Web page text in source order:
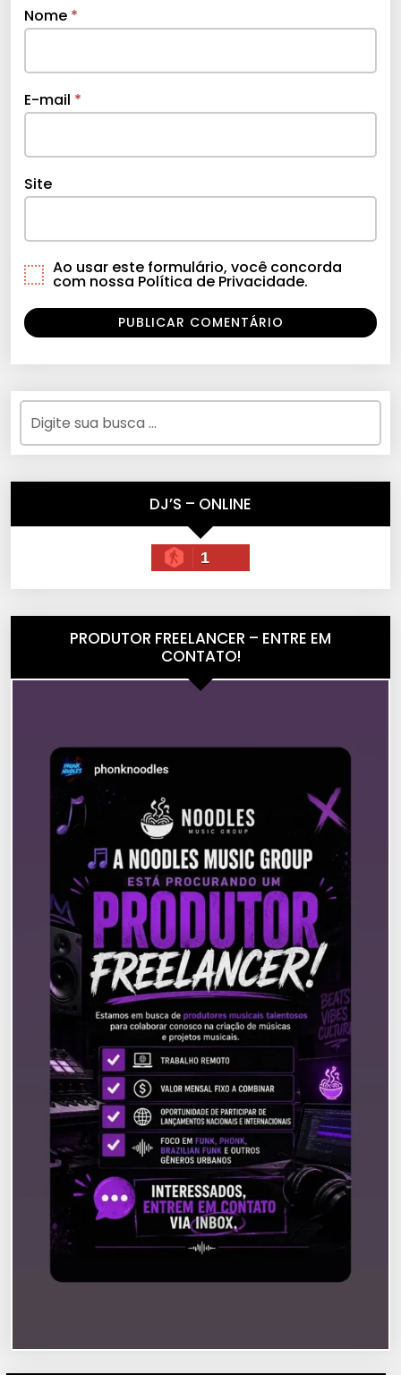
Nome *
E-mail *
Site
Ao usar este formulário, você concorda
com nossa Política de Privacidade.
DJ’S – ONLINE
1
PRODUTOR FREELANCER – ENTRE EM
CONTATO!